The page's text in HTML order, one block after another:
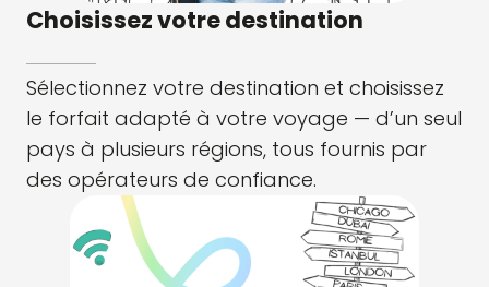
Choisissez votre destination
Sélectionnez votre destination et choisissez
le forfait adapté à votre voyage — d’un seul
pays à plusieurs régions, tous fournis par
des opérateurs de confiance.